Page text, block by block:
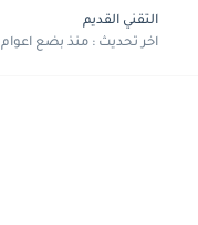
التقني القديم
اخر تحديث :منذ بضع اعوام